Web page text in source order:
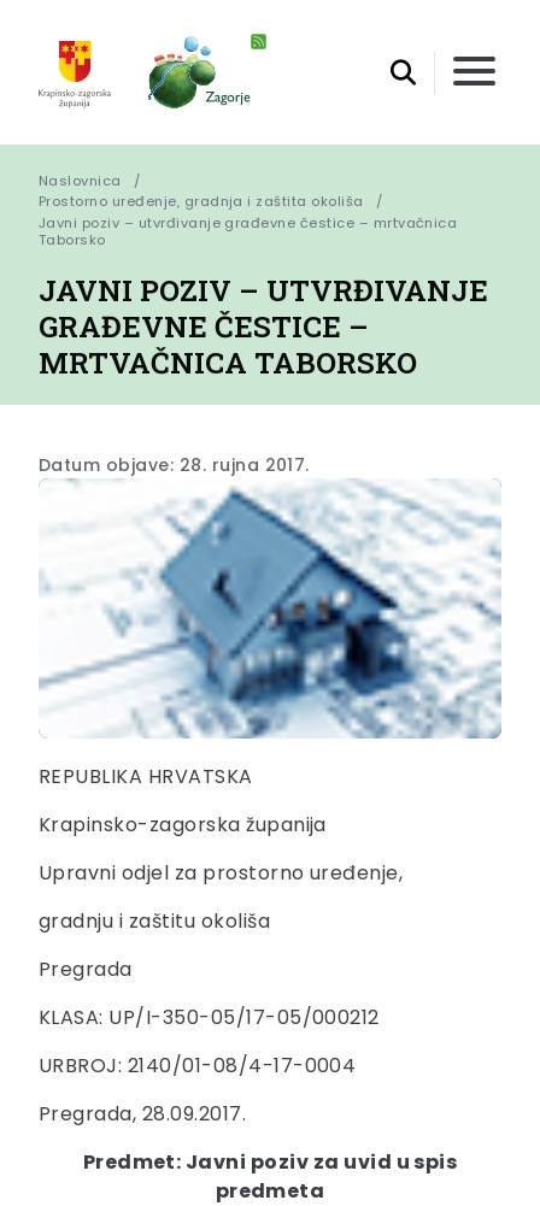
Naslovnica
Prostorno uređenje, gradnja i zaštita okoliša
Javni poziv – utvrđivanje građevne čestice – mrtvačnica
Taborsko
JAVNI POZIV – UTVRĐIVANJE
GRAĐEVNE ČESTICE –
MRTVAČNICA TABORSKO
Datum objave: 28. rujna 2017.
REPUBLIKA HRVATSKA
Krapinsko-zagorska županija
Upravni odjel za prostorno uređenje,
gradnju i zaštitu okoliša
Pregrada
KLASA: UP/I-350-05/17-05/000212
URBROJ: 2140/01-08/4-17-0004
Pregrada, 28.09.2017.
Predmet: Javni poziv za uvid u spis
predmeta